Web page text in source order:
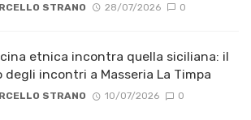
STRANO 28/07/2026 0
etnica incontra quella siciliana: il
degli incontri a Masseria La Timpa
STRANO 10/07/2026 0